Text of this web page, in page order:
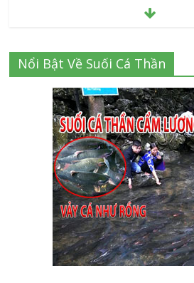
July 16, 2026
Cập nhật mới
giá bao nhiêu tại
Tphcm hiện nay?
July 9, 2026
Thành Long – Số
kính Quận 1
June 30, 2026
Mách bạn 7 địa
Tân Phú Tphcm
nhất hiện nay
August 5, 2026
Nổi Bật Về Suối Cá Thần